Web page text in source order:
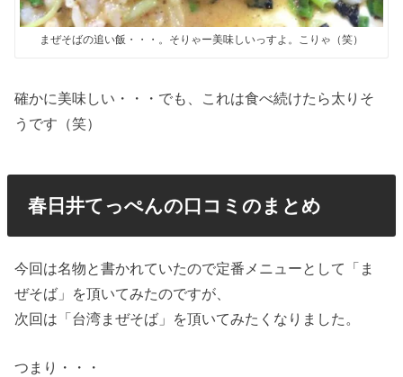
まぜそばの追い飯・・・。そりゃー美味しいっすよ。こりゃ（笑）
確かに美味しい・・・でも、これは食べ続けたら太りそ
うです（笑）
春日井てっぺんの口コミのまとめ
今回は名物と書かれていたので定番メニューとして「ま
ぜそば」を頂いてみたのですが、
次回は「台湾まぜそば」を頂いてみたくなりました。
つまり・・・